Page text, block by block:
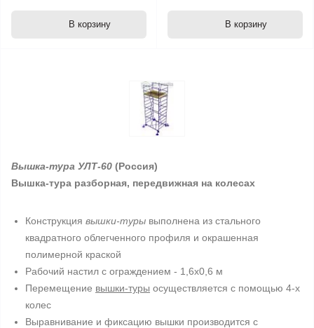
В корзину В корзину
Вышка-тура УЛТ-60 (Россия)
Вышка-тура разборная, передвижная на колесах
Конструкция вышки-туры выполнена из стального
квадратного облегченного профиля и окрашенная
полимерной краской
Рабочий настил с ограждением - 1,6x0,6 м
Перемещение вышки-туры осуществляется с помощью 4-х
колес
Выравнивание и фиксацию вышки производится с